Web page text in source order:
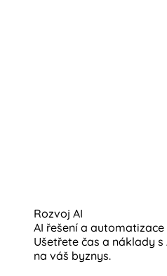
Rozvoj AI
AI řešení a automatizace
Ušetřete čas a náklady
na váš byznys.